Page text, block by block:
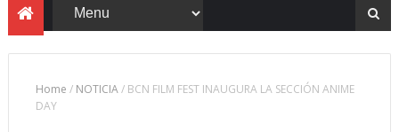
Home / NOTICIA/ BCN FILM FEST INAUGURA LA SECCIÓN ANIME
DAY